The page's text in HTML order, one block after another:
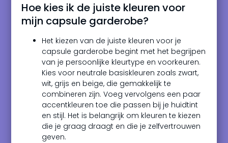
Hoe kies ik de juiste kleuren voor
mijn capsule garderobe?
Het kiezen van de juiste kleuren voor je
capsule garderobe begint met het begrijpen
van je persoonlijke kleurtype en voorkeuren.
Kies voor neutrale basiskleuren zoals zwart,
wit, grijs en beige, die gemakkelijk te
combineren zijn. Voeg vervolgens een paar
accentkleuren toe die passen bij je huidtint
en stijl. Het is belangrijk om kleuren te kiezen
die je graag draagt en die je zelfvertrouwen
geven.